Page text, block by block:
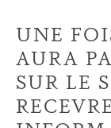
UNE
AURA
SUR LE